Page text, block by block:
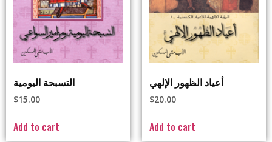
التسبحة اليومية
$15.00
Add to cart
أعياد الظهور الإلهي
$20.00
Add to cart